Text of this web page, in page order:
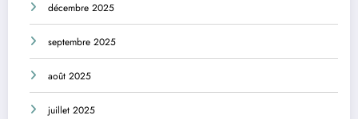
décembre 2025
septembre 2025
août 2025
juillet 2025